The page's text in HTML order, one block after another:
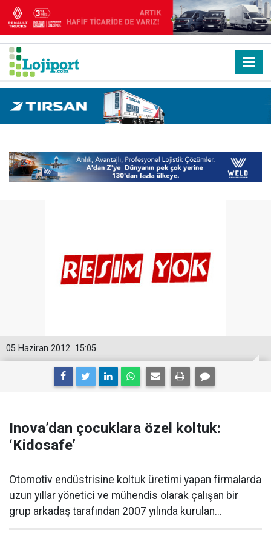
15:05
05 Haziran 2012
Inova’dan çocuklara özel koltuk:
‘Kidosafe’
Otomotiv endüstrisine koltuk üretimi yapan firmalarda
uzun yıllar yönetici ve mühendis olarak çalışan bir
grup arkadaş tarafından 2007 yılında kurulan...